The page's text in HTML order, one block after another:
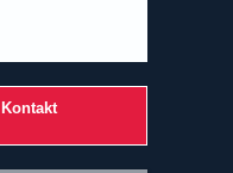
Kontakt